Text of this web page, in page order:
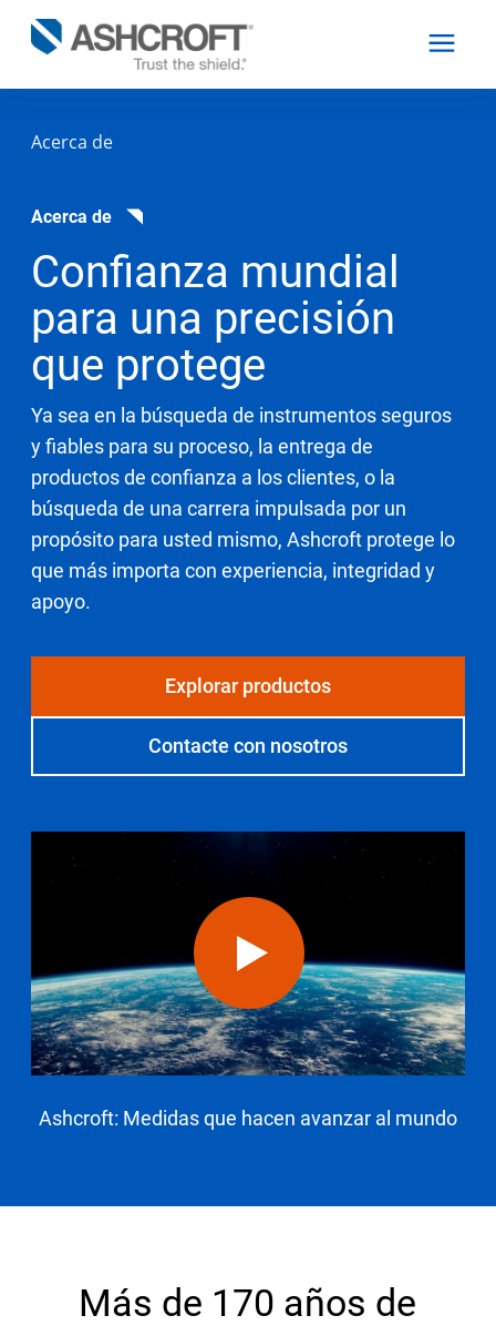
Industrias
Recursos
Acerca de
Seleccione una zona geográfica
Inicio de sesión
Carreras profesionales
Póngase en contacto
Acerca de
Acerca de
Confianza mundial
para una precisión
que protege
Ya sea en la búsqueda de instrumentos seguros
y fiables para su proceso, la entrega de
productos de confianza a los clientes, o la
búsqueda de una carrera impulsada por un
propósito para usted mismo, Ashcroft protege lo
que más importa con experiencia, integridad y
apoyo.
Explorar productos
Contacte con nosotros
Ashcroft: Medidas que hacen avanzar al mundo
Más de 170 años de